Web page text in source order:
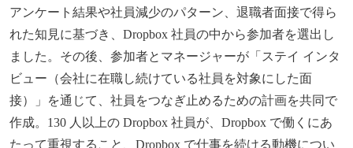
アンケート結果や社員減少のパターン、退職者面接で得ら
れた知見に基づき、Dropbox 社員の中から参加者を選出し
ました。その後、参加者とマネージャーが「ステイ インタ
ビュー（会社に在職し続けている社員を対象にした面
接）」を通じて、社員をつなぎ止めるための計画を共同で
作成。130 人以上の Dropbox 社員が、Dropbox で働くにあ
たって重視すること、Dropbox で仕事を続ける動機につい